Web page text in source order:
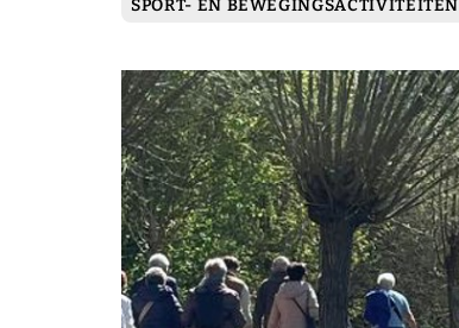
SPORT- EN BEWEGINGSACTIVITEITEN